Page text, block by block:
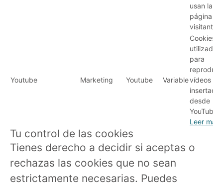
usan la
página los
visitantes.
Youtube Marketing Youtube Variable
Cookies
utilizadas
para
reproducir
vídeos
insertados
desde
YouTube.
Leer más
Tu control de las cookies
Tienes derecho a decidir si aceptas o
rechazas las cookies que no sean
estrictamente necesarias. Puedes